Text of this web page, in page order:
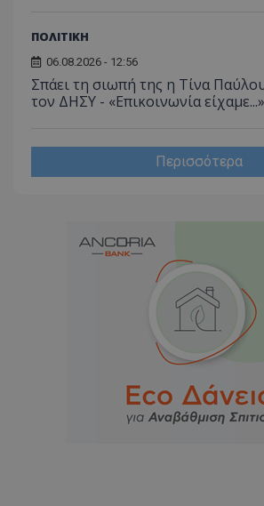
ΠΟΛΙΤΙΚΗ
06.08.2026 - 12:56
Σπάει τη σιωπή της η Τίνα
τον ΔΗΣΥ - «Επικοινωνία είχαμε...»
Περισσότερα